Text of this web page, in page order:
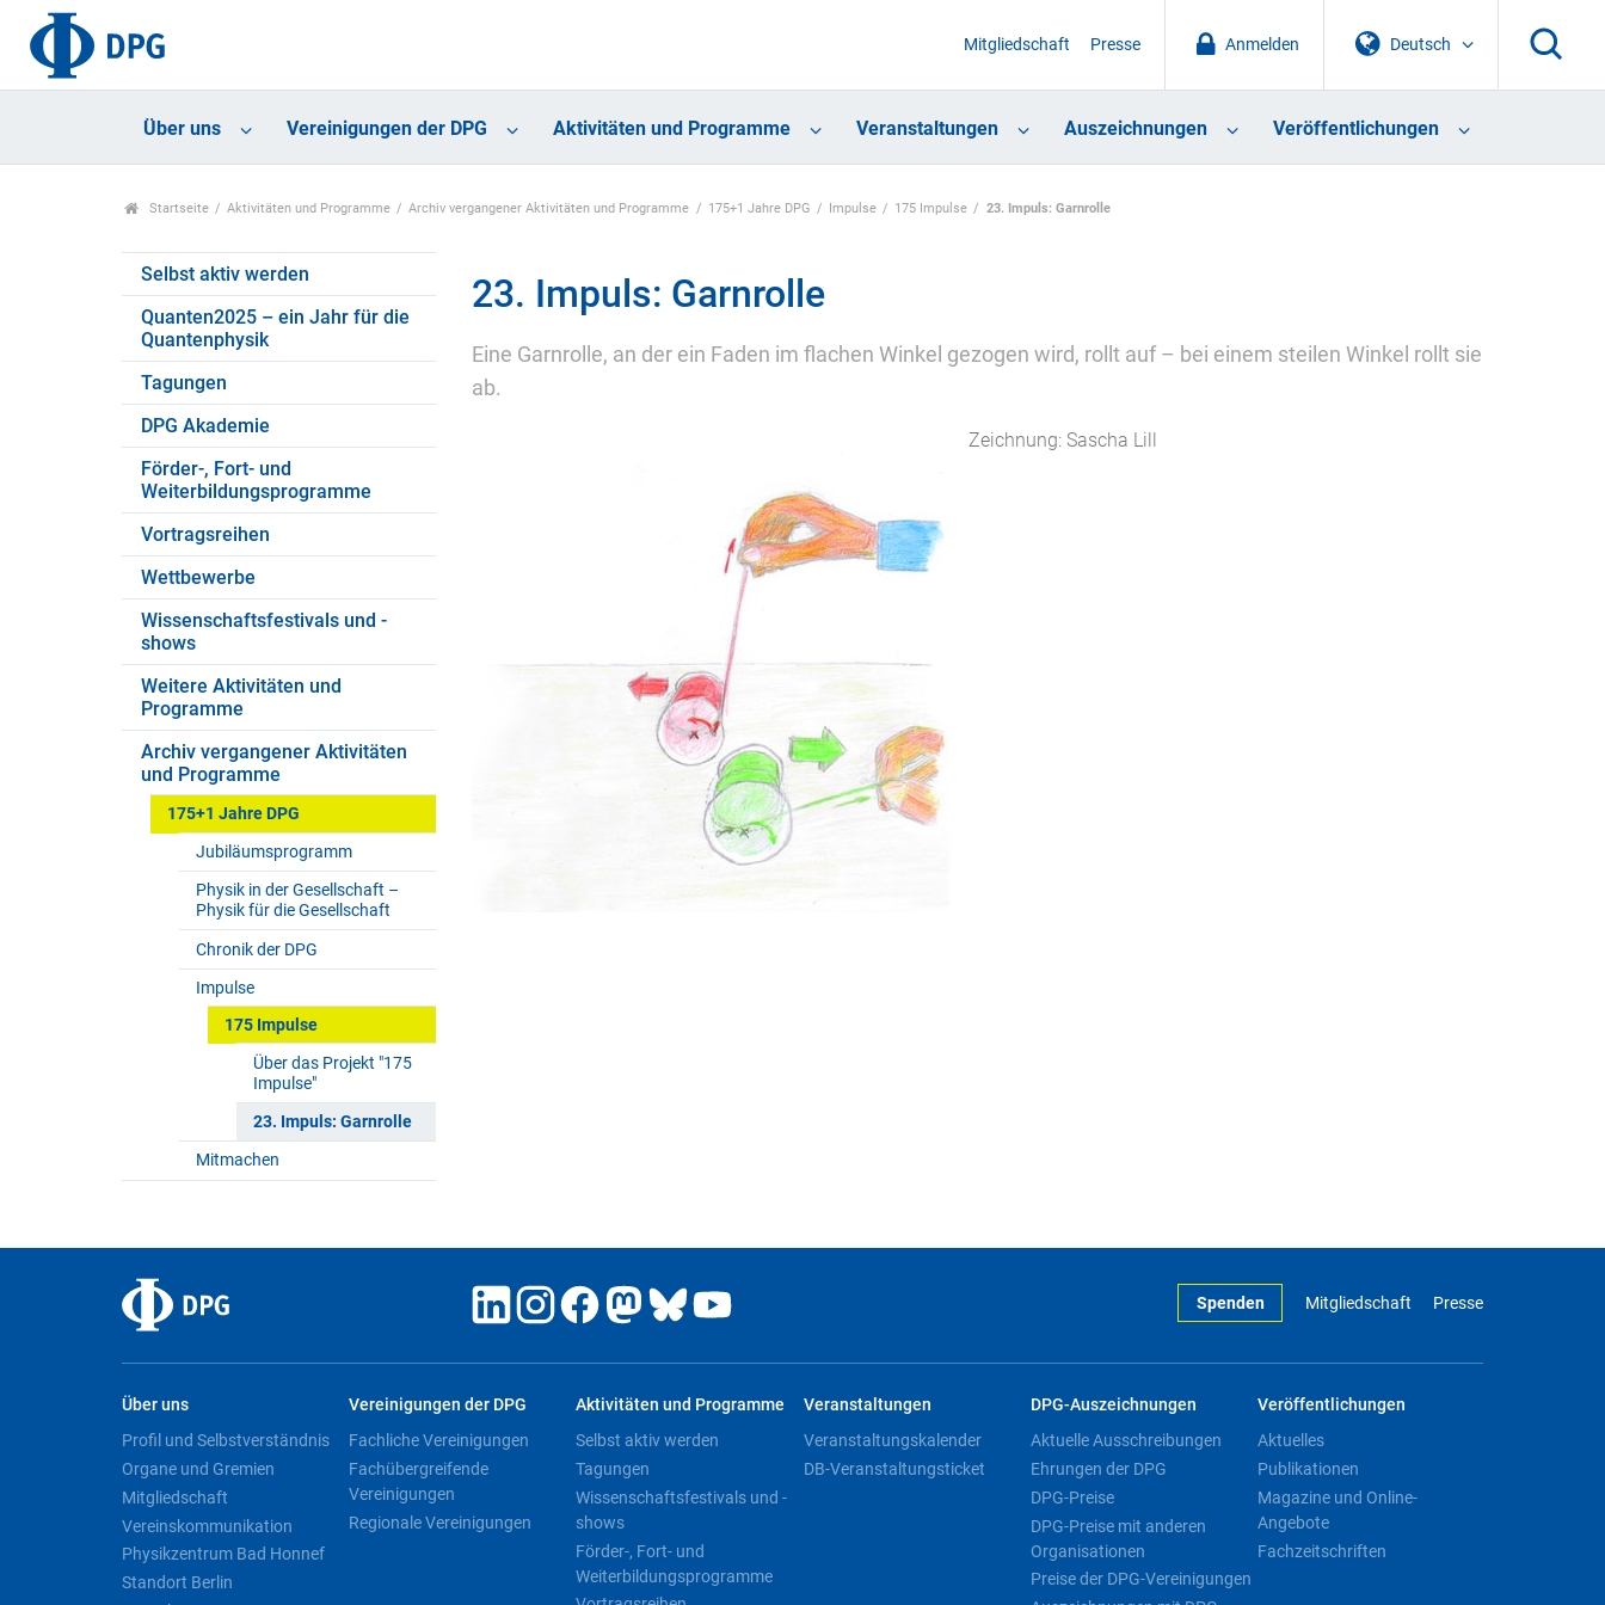
Deutsch
Anmelden
Mitgliedschaft Presse
Über uns Vereinigungen der DPG Aktivitäten und Programme Veranstaltungen Auszeichnungen Veröffentlichungen
Startseite Aktivitäten und Programme Archiv vergangener Aktivitäten und Programme 175+1 Jahre DPG Impulse 175 Impulse 23. Impuls: Garnrolle
Selbst aktiv werden
Quanten2025 – ein Jahr für die
Quantenphysik
Tagungen
DPG Akademie
Förder-, Fort- und
Weiterbildungsprogramme
Vortragsreihen
Wettbewerbe
Wissenschaftsfestivals und -
shows
Weitere Aktivitäten und
Programme
Archiv vergangener Aktivitäten
und Programme
175+1 Jahre DPG
Jubiläumsprogramm
Physik in der Gesellschaft –
Physik für die Gesellschaft
Chronik der DPG
Impulse
175 Impulse
Über das Projekt "175
Impulse"
23. Impuls: Garnrolle
Mitmachen
23. Impuls: Garnrolle
Eine Garnrolle, an der ein Faden im flachen Winkel gezogen wird, rollt auf – bei einem steilen Winkel rollt sie
ab.
Zeichnung: Sascha Lill
Spenden Mitgliedschaft Presse
Über uns
Profil und Selbstverständnis
Organe und Gremien
Mitgliedschaft
Vereinskommunikation
Physikzentrum Bad Honnef
Standort Berlin
Vereinigungen der DPG
Fachliche Vereinigungen
Fachübergreifende
Vereinigungen
Regionale Vereinigungen
Aktivitäten und Programme
Selbst aktiv werden
Tagungen
Wissenschaftsfestivals und -
shows
Förder-, Fort- und
Weiterbildungsprogramme
Veranstaltungen
Veranstaltungskalender
DB-Veranstaltungsticket
DPG-Auszeichnungen
Aktuelle Ausschreibungen
Ehrungen der DPG
DPG-Preise
DPG-Preise mit anderen
Organisationen
Preise der DPG-Vereinigungen
Veröffentlichungen
Aktuelles
Publikationen
Magazine und Online-
Angebote
Fachzeitschriften